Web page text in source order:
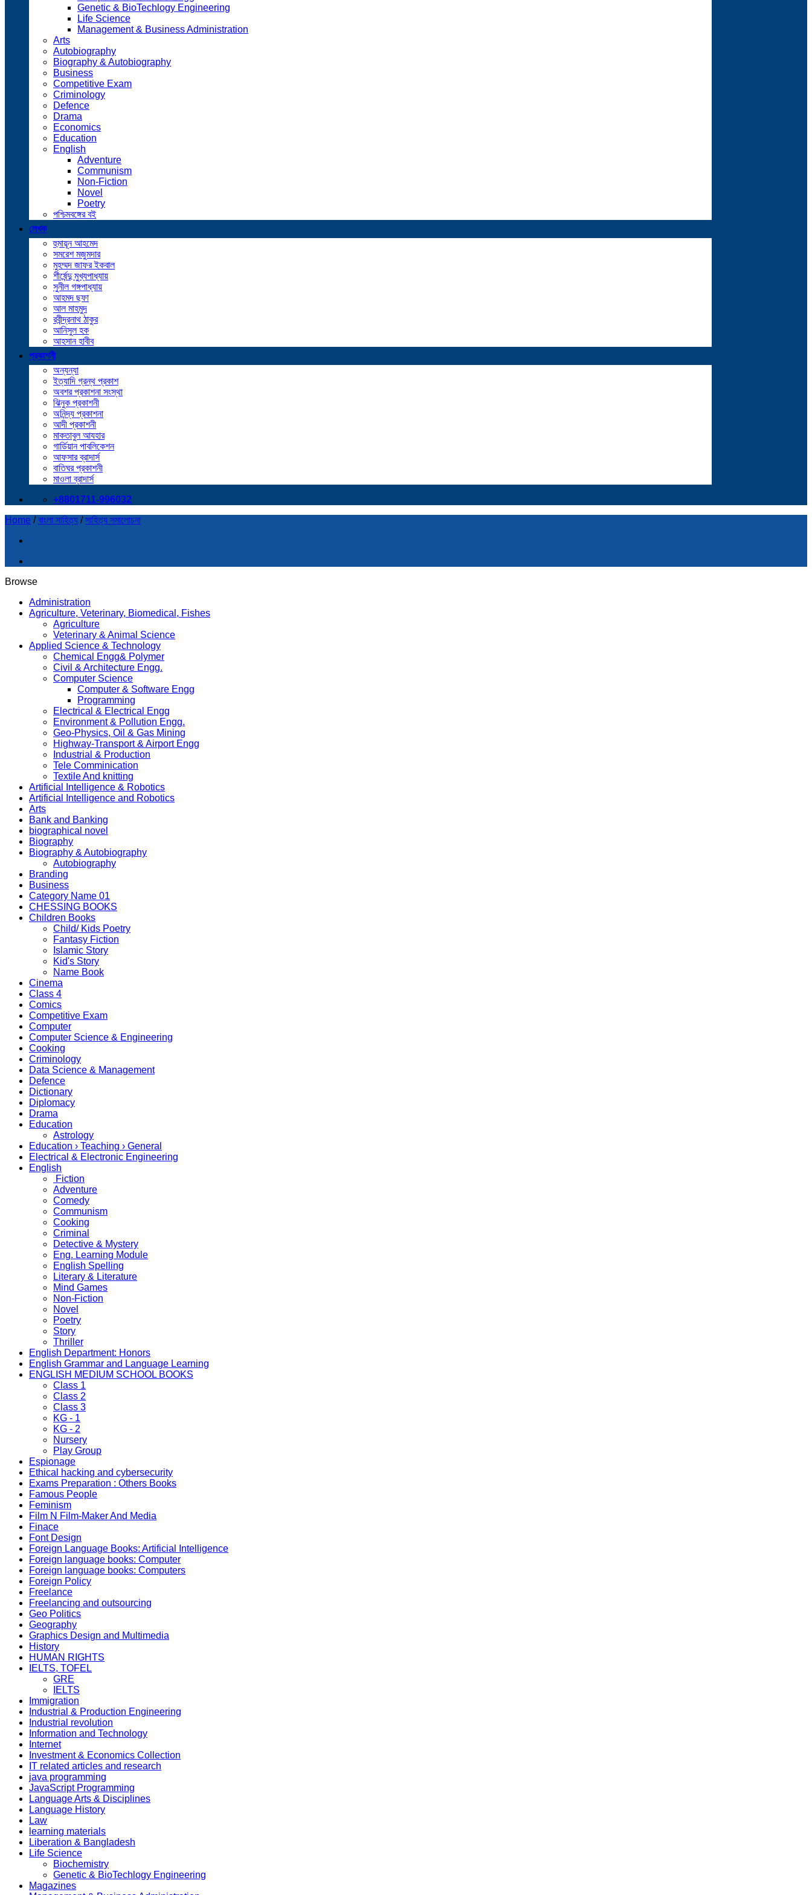
Genetic & BioTechlogy Engineering
Life Science
Management & Business Administration
Arts
Autobiography
Biography & Autobiography
Business
Competitive Exam
Criminology
Defence
Drama
Economics
Education
English
Adventure
Communism
Non-Fiction
Novel
Poetry
পশ্চিমবঙ্গের বই
লেখক
হুমায়ূন আহমেদ
সমরেশ মজুমদার
মুহম্মদ জাফর ইকবাল
শীর্ষেন্দু মুখ্যপাধ্যায়
সুনীল গঙ্গপাধ্যায়
আহমদ ছফা
আল মাহমুদ
রবীন্দ্রনাথ ঠাকুর
আনিসুল হক
আহসান হাবীব
প্রকাশনী
অন্যন্যা
ইত্যাদি গ্রন্থ প্রকাশ
অবশর প্রকাশনা সংস্থা
ঝিনুক প্রকাশনী
অনিন্দ্য প্রকাশনা
আদী প্রকাশনী
মাকতাবুল আযহার
গার্ডিয়ান পাবলিকেশন
আফসার ব্রাদার্স
বাতিঘর প্রকাশনী
মাওলা ব্রাদার্স
+8801711-996032
Home / বাংলা সাহিত্য / সাহিত্য সমালোচনা
Browse
Administration
Agriculture, Veterinary, Biomedical, Fishes
Agriculture
Veterinary & Animal Science
Applied Science & Technology
Chemical Engg& Polymer
Civil & Architecture Engg.
Computer Science
Computer & Software Engg
Programming
Electrical & Electrical Engg
Environment & Pollution Engg.
Geo-Physics, Oil & Gas Mining
Highway-Transport & Airport Engg
Industrial & Production
Tele Comminication
Textile And knitting
Artificial Intelligence & Robotics
Artificial Intelligence and Robotics
Arts
Bank and Banking
biographical novel
Biography
Biography & Autobiography
Autobiography
Branding
Business
Category Name 01
CHESSING BOOKS
Children Books
Child/ Kids Poetry
Fantasy Fiction
Islamic Story
Kid's Story
Name Book
Cinema
Class 4
Comics
Competitive Exam
Computer
Computer Science & Engineering
Cooking
Criminology
Data Science & Management
Defence
Dictionary
Diplomacy
Drama
Education
Astrology
Education › Teaching › General
Electrical & Electronic Engineering
English
Fiction
Adventure
Comedy
Communism
Cooking
Criminal
Detective & Mystery
Eng. Learning Module
English Spelling
Literary & Literature
Mind Games
Non-Fiction
Novel
Poetry
Story
Thriller
English Department: Honors
English Grammar and Language Learning
ENGLISH MEDIUM SCHOOL BOOKS
Class 1
Class 2
Class 3
KG - 1
KG - 2
Nursery
Play Group
Espionage
Ethical hacking and cybersecurity
Exams Preparation : Others Books
Famous People
Feminism
Film N Film-Maker And Media
Finace
Font Design
Foreign Language Books: Artificial Intelligence
Foreign language books: Computer
Foreign language books: Computers
Foreign Policy
Freelance
Freelancing and outsourcing
Geo Politics
Geography
Graphics Design and Multimedia
History
HUMAN RIGHTS
IELTS, TOFEL
GRE
IELTS
Immigration
Industrial & Production Engineering
Industrial revolution
Information and Technology
Internet
Investment & Economics Collection
IT related articles and research
java programming
JavaScript Programming
Language Arts & Disciplines
Language History
Law
learning materials
Liberation & Bangladesh
Life Science
Biochemistry
Genetic & BioTechlogy Engineering
Magazines